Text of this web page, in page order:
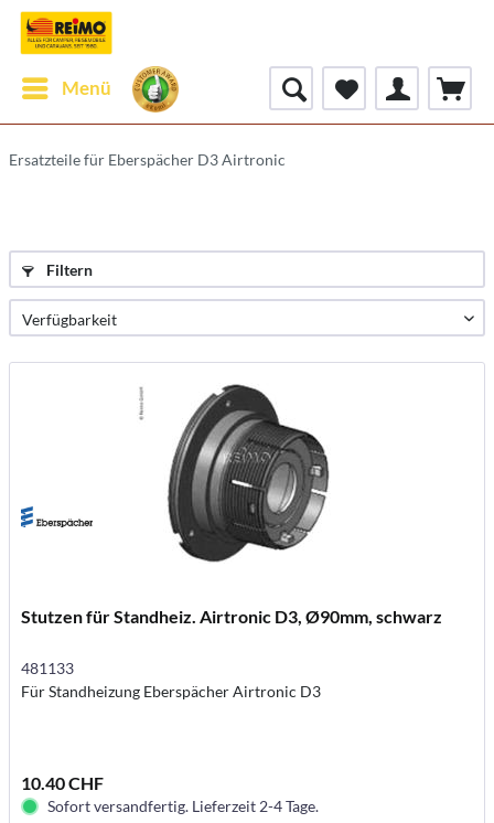
Menü
Ersatzteile für Eberspächer D3 Airtronic
Filtern
Stutzen für Standheiz. Airtronic D3, Ø90mm, schwarz
481133
Für Standheizung Eberspächer Airtronic D3
10.40 CHF
Sofort versandfertig. Lieferzeit 2-4 Tage.